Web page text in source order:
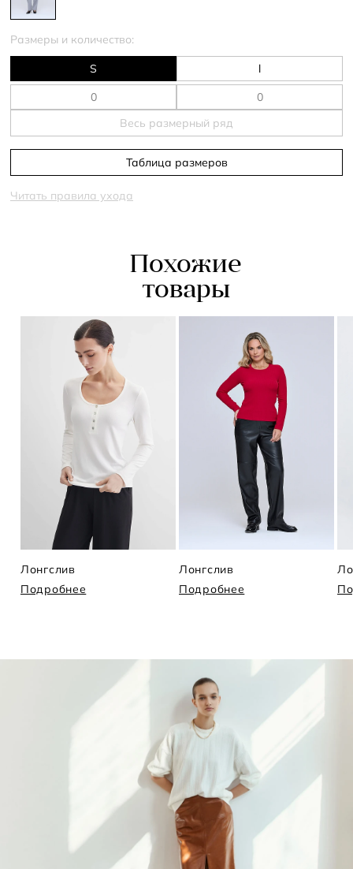
Размеры и количество:
S l
Весь размерный ряд
Таблица размеров
Читать правила ухода
Похожие
товары
Лонгслив
Подробнее
Лонгслив
Подробнее